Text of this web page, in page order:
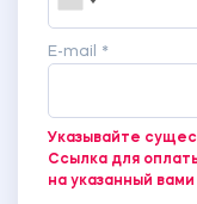
E-mail *
Указывайте
Ссылка для
на указанный вами